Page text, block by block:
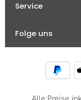
Service
Folge uns